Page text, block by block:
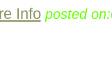
Info posted